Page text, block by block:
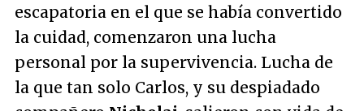
escapatoria en el que se había convertido
la cuidad, comenzaron una lucha
personal por la supervivencia. Lucha de
la que tan solo Carlos, y su despiadado